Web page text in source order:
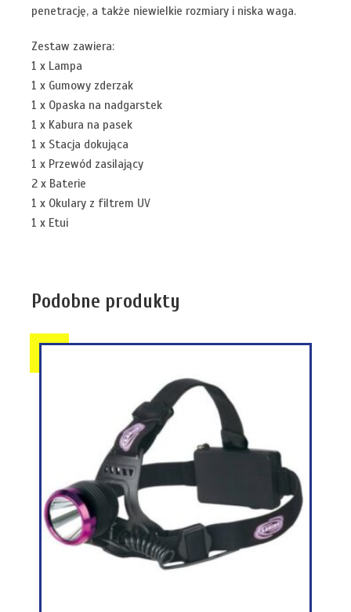
penetrację, a także niewielkie rozmiary i niska waga.
Zestaw zawiera:
1 x Lampa
1 x Gumowy zderzak
1 x Opaska na nadgarstek
1 x Kabura na pasek
1 x Stacja dokująca
1 x Przewód zasilający
2 x Baterie
1 x Okulary z filtrem UV
1 x Etui
Podobne produkty